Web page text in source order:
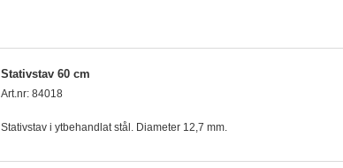
Stativstav 60 cm
Art.nr: 84018
Stativstav i ytbehandlat stål. Diameter 12,7 mm.